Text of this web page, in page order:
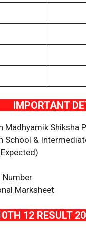
IMPORTANT
Madhyamik Shiksha
School &
Number
Marksheet
12 RESULT